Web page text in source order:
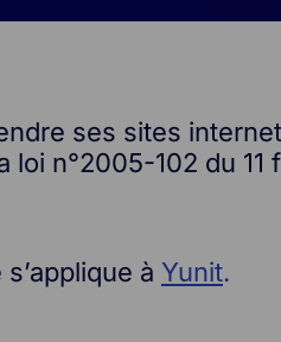
ses sites
loi n°2005-102 du 11
à Yunit.